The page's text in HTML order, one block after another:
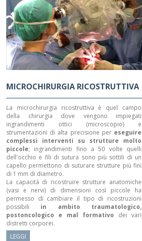
MICROCHIRURGIA RICOSTRUTTIVA
La microchirurgia ricostruttiva è quel campo
della chirurgia dove vengono impiegati
ingrandimenti ottici (microscopio) e
strumentazioni di alta precisione per eseguire
complessi interventi su strutture molto
piccole; ingrandimenti fino a 50 volte quelli
dell'occhio e fili di sutura sono più sottili di un
capello permettono di suturare strutture più fini
di 1 mm di diametro.
La capacità di ricostruire strutture anatomiche
(vasi e nervi) di dimensioni così piccole ha
permesso di cambiare il tipo di ricostruzioni
possibili in ambito traumatologico,
postoncologico e mal formativo dei vari
distretti corporei.
LEGGI